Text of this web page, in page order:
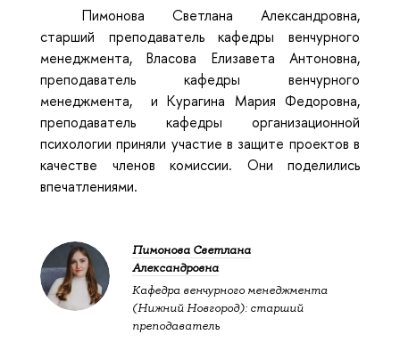
ПимоноваСветлана Александровна,
старший преподаватель кафедры венчурного
менеджмента,Власова Елизавета Антоновна,
преподаватель кафедры венчурного
менеджмента, иКурагина Мария Федоровна,
преподаватель кафедры организационной
психологии приняли участие в защите проектов в
качестве членов комиссии. Они поделились
впечатлениями.
Пимонова Светлана
Александровна
Кафедра венчурного менеджмента
(Нижний Новгород): старший
преподаватель